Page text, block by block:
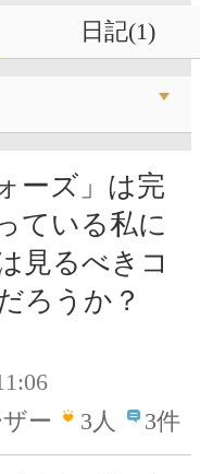
日記(1)
ーズ」は完
ている私に
見るべきコ
ろうか？
ー
3人 3件